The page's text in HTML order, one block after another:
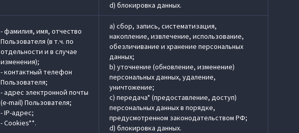
d) блокировка данных.
- фамилия, имя, отчество
Пользователя (в т.ч. по
отдельности и в случае
изменения);
- контактный телефон
Пользователя;
- адрес электронной почты
(e-mail) Пользователя;
- IP-адрес;
- Cookies**.
a) сбор, запись, систематизация,
накопление, извлечение, использование,
обезличивание и хранение персональных
данных;
b) уточнение (обновление, изменение)
персональных данных, удаление,
уничтожение;
c) передача* (предоставление, доступ)
персональных данных в порядке,
предусмотренном законодательством РФ;
d) блокировка данных.